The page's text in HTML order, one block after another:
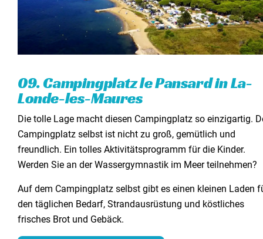
09. Campingplatz le Pansard in La-
Londe-les-Maures
Die tolle Lage macht diesen Campingplatz so einzigartig.
Campingplatz selbst ist nicht zu groß, gemütlich und
freundlich. Ein tolles Aktivitätsprogramm für die Kinder.
Werden Sie an der Wassergymnastik im Meer teilnehmen?
Auf dem Campingplatz selbst gibt es einen kleinen Laden
den täglichen Bedarf, Strandausrüstung und köstliches
frisches Brot und Gebäck.